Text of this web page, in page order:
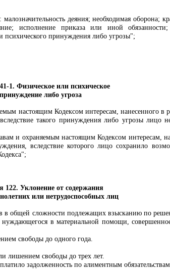
деяния; необходимая оборона;
исполнение приказа или иной
психического принуждения либо угрозы";
1. Физическое или психическое
принуждение либо угроза
настоящим Кодексом интересам, нанесенного в
такого принуждения либо угрозы лицо
и охраняемым настоящим Кодексом интересам,
вследствие которого лицо сохранило
122. Уклонение от содержания
или нетрудоспособных лиц
в общей сложности подлежащих взысканию по
в материальной помощи,
свободы до одного года.
лишением свободы до трех лет.
задолженность по алиментным